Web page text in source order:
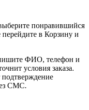
понравившийся
перейдите в Корзину и
ФИО, телефон и
условия заказа.
подтверждение
СМС.